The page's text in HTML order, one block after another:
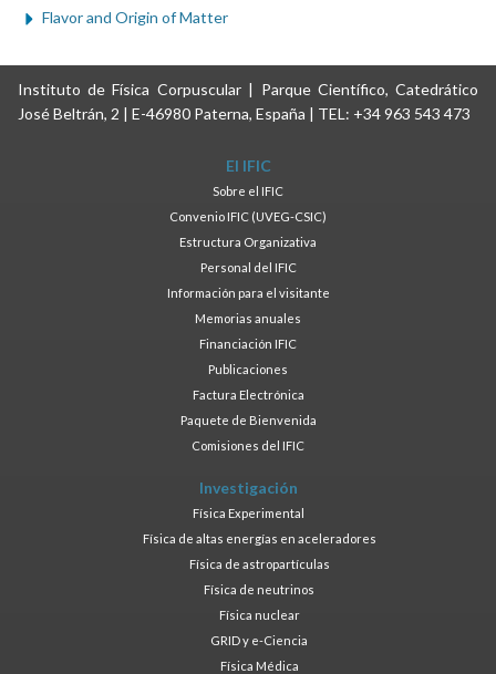
Flavor and Origin of Matter
Instituto de Física Corpuscular | Parque Científico, Catedrático
José Beltrán, 2 | E-46980 Paterna, España | TEL: +34 963 543 473
El IFIC
Sobre el IFIC
Convenio IFIC (UVEG-CSIC)
Estructura Organizativa
Personal del IFIC
Información para el visitante
Memorias anuales
Financiación IFIC
Publicaciones
Factura Electrónica
Paquete de Bienvenida
Comisiones del IFIC
Investigación
Física Experimental
Física de altas energías en aceleradores
Física de astropartículas
Física de neutrinos
Física nuclear
GRID y e-Ciencia
Física Médica